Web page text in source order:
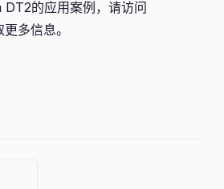
的应用案例，请访问
多信息。